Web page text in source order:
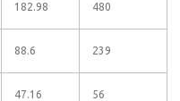
182.98 480
88.6 239
47.16 56